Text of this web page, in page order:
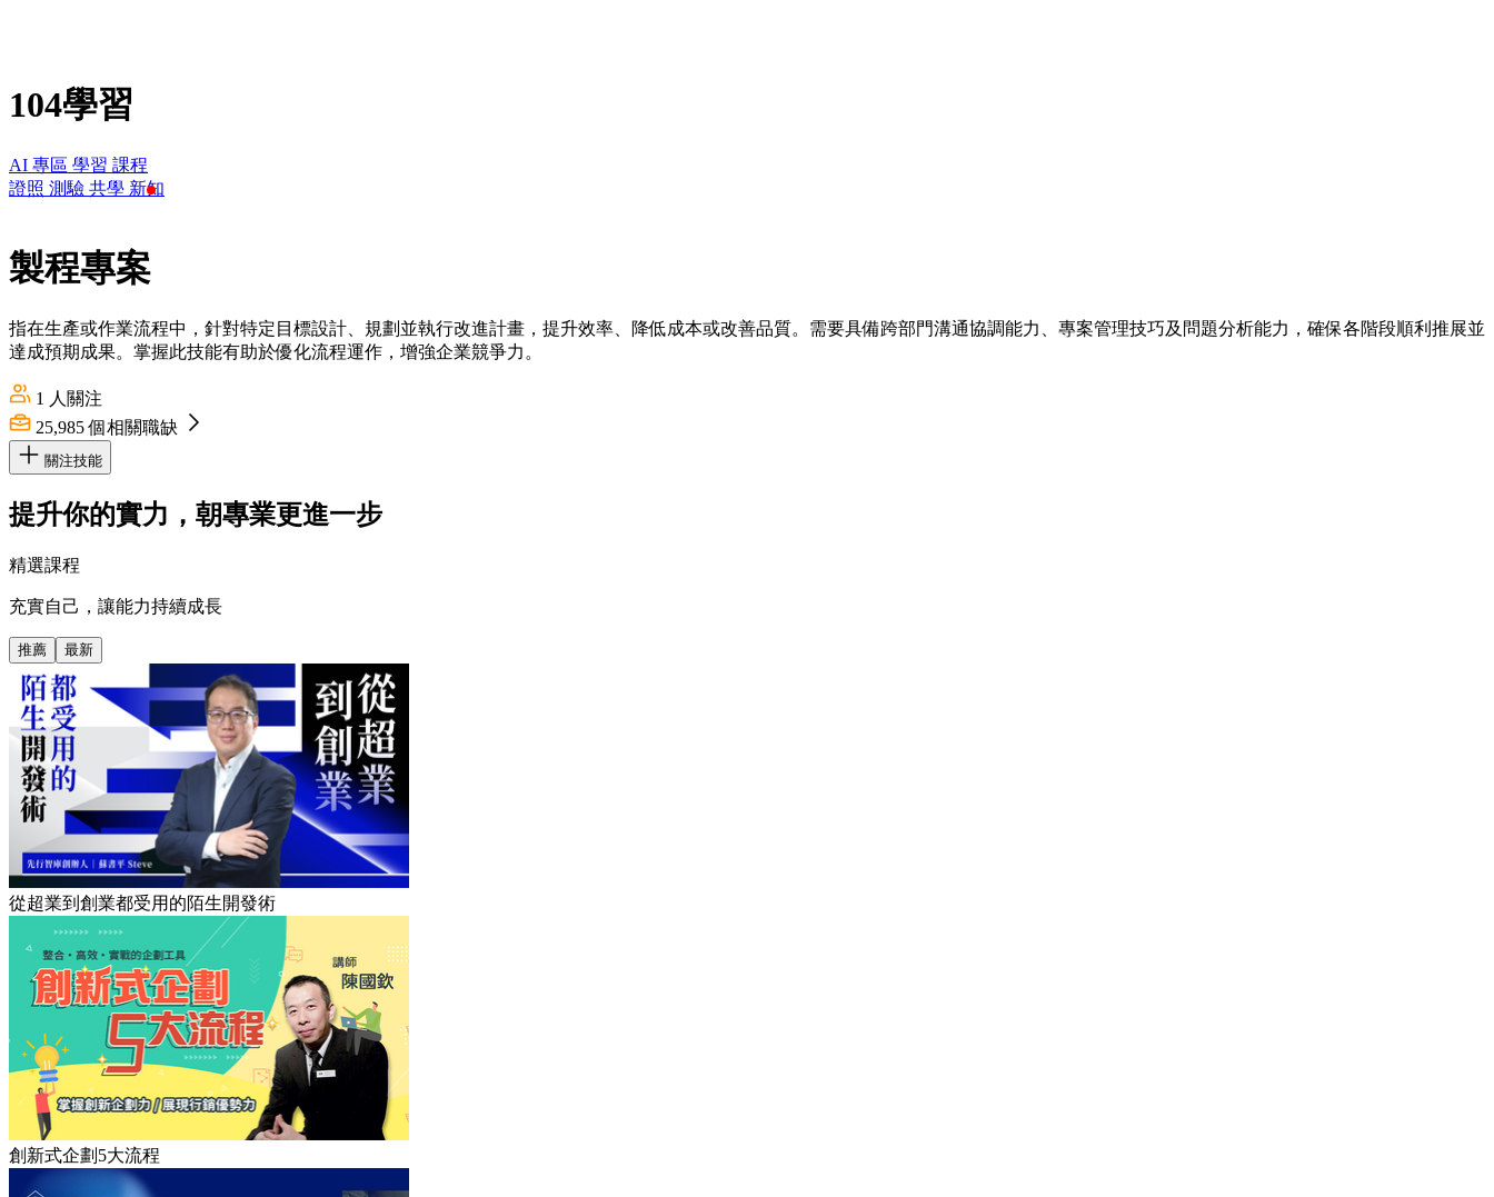
104學習
AI 專區 學習 課程
證照 測驗 共學 新知
製程專案
指在生產或作業流程中，針對特定目標設計、規劃並執行改進計畫，提升效率、降低成本或改善品質。需要具備跨部門溝通協調能力、專案管理技巧及問題分析能力，確保各階段順利推展並
達成預期成果。掌握此技能有助於優化流程運作，增強企業競爭力。
1 人關注
25,985 個相關職缺
關注技能
提升你的實力，朝專業更進一步
精選課程
充實自己，讓能力持續成長
推薦 最新
從超業到創業都受用的陌生開發術
創新式企劃5大流程